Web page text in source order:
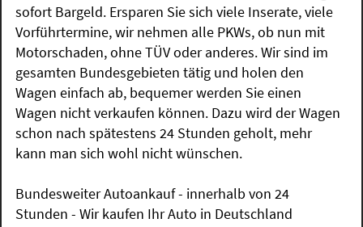
sofort Bargeld. Ersparen Sie sich viele Inserate, viele
Vorführtermine, wir nehmen alle PKWs, ob nun mit
Motorschaden, ohne TÜV oder anderes. Wir sind im
gesamten Bundesgebieten tätig und holen den
Wagen einfach ab, bequemer werden Sie einen
Wagen nicht verkaufen können. Dazu wird der Wagen
schon nach spätestens 24 Stunden geholt, mehr
kann man sich wohl nicht wünschen.
Bundesweiter Autoankauf - innerhalb von 24
Stunden - Wir kaufen Ihr Auto in Deutschland